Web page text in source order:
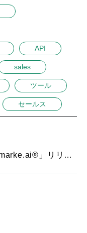
API
sales
ツール
セールス
マーケティングAIエージェント「marke.ai®」リリース